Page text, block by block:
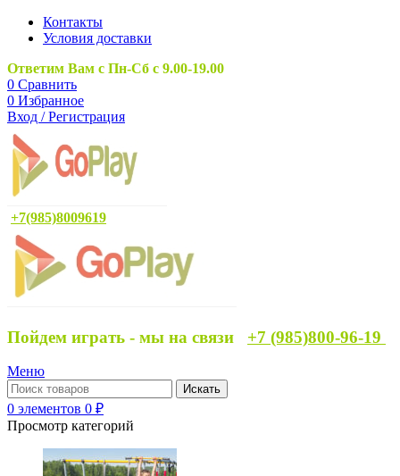
Контакты
Условия доставки
Ответим Вам с Пн-Сб с 9.00-19.00
0 Сравнить
0 Избранное
Вход / Регистрация
+7(985)8009619
Пойдем играть - мы на связи +7 (985)800-96-19
Меню
Искать
0 элементов 0 ₽
Просмотр категорий